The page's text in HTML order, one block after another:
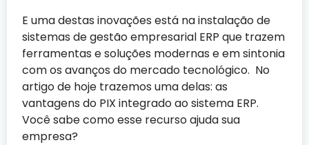
E uma destas inovações está na instalação de
sistemas de gestão empresarial ERP que trazem
ferramentas e soluções modernas e em sintonia
com os avanços do mercado tecnológico. No
artigo de hoje trazemos uma delas: as
vantagens do PIX integrado ao sistema ERP.
Você sabe como esse recurso ajuda sua
empresa?